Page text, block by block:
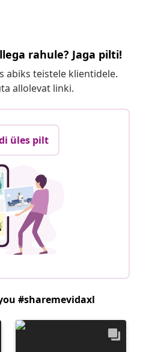
rahule? Jaga pilti!
abiks teistele klientidele.
allolevat linki.
üles pilt
#sharemevidaxl